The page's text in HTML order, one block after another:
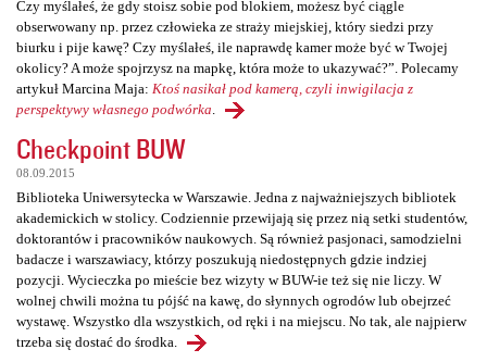
Czy myślałeś, że gdy stoisz sobie pod blokiem, możesz być ciągle
obserwowany np. przez człowieka ze straży miejskiej, który siedzi przy
biurku i pije kawę? Czy myślałeś, ile naprawdę kamer może być w Twojej
okolicy? A może spojrzysz na mapkę, która może to ukazywać?”. Polecamy
artykuł Marcina Maja: Ktoś nasikał pod kamerą, czyli inwigilacja z
perspektywy własnego podwórka
Checkpoint BUW
08.09.2015
Biblioteka Uniwersytecka w Warszawie. Jedna z najważniejszych bibliotek
akademickich w stolicy. Codziennie przewijają się przez nią setki studentów,
doktorantów i pracowników naukowych. Są również pasjonaci, samodzielni
badacze i warszawiacy, którzy poszukują niedostępnych gdzie indziej
pozycji. Wycieczka po mieście bez wizyty w BUW-ie też się nie liczy. W
wolnej chwili można tu pójść na kawę, do słynnych ogrodów lub obejrzeć
wystawę. Wszystko dla wszystkich, od ręki i na miejscu. No tak, ale najpierw
trzeba się dostać do środka.